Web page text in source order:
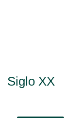
Siglo XX